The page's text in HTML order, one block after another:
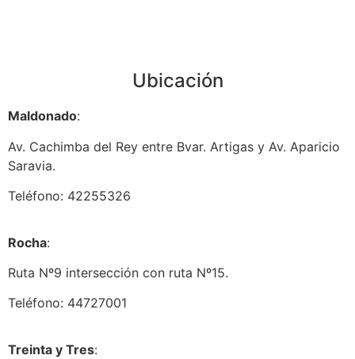
Ubicación
Maldonado:
Av. Cachimba del Rey entre Bvar. Artigas y Av. Aparicio
Saravia.
Teléfono: 42255326
Rocha:
Ruta Nº9 intersección con ruta Nº15.
Teléfono: 44727001
Treinta y Tres: